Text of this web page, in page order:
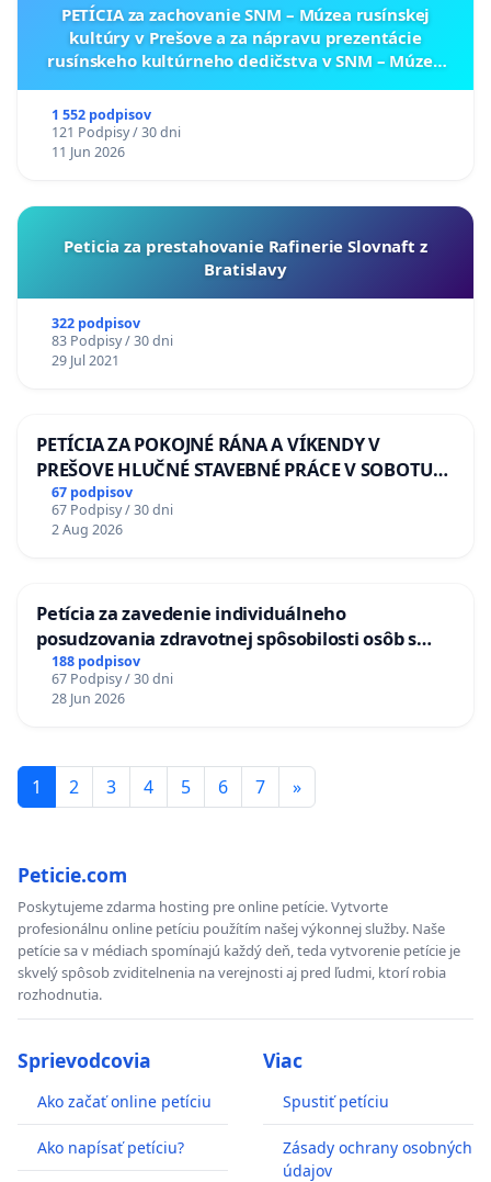
PETÍCIA za zachovanie SNM – Múzea rusínskej
kultúry v Prešove a za nápravu prezentácie
rusínskeho kultúrneho dedičstva v SNM – Múzeu
1 552 podpisov
121 Podpisy / 30 dni
11 Jun 2026
Peticia za prestahovanie Rafinerie Slovnaft z
Bratislavy
322 podpisov
83 Podpisy / 30 dni
29 Jul 2021
PETÍCIA ZA POKOJNÉ RÁNA A VÍKENDY V
PREŠOVE HLUČNÉ STAVEBNÉ PRÁCE V SOBOTU
LEN OD 9.00 DO 13.00 HOD., CEZ PRACOVNÝ
TÝŽDEŇ CIEĽ 8.00 – 18.00 HOD. A PRAVIDELNÁ
KONTROLA STAVBY C-AREA NA
67 podpisov
67 Podpisy / 30 dni
2 Aug 2026
Petícia za zavedenie individuálneho
posudzovania zdravotnej spôsobilosti osôb s
diabetom 1. a 2. typu pri prijímaní do
Policajného zboru SR
188 podpisov
67 Podpisy / 30 dni
28 Jun 2026
1 2 3 4 5 6 7 »
Peticie.com
Poskytujeme zdarma hosting pre online petície. Vytvorte
profesionálnu online petíciu použítím našej výkonnej služby. Naše
petície sa v médiach spomínajú každý deň, teda vytvorenie petície je
skvelý spôsob zviditelnenia na verejnosti aj pred ľudmi, ktorí robia
rozhodnutia.
Sprievodcovia
Ako začať online petíciu
Ako napísať petíciu?
Viac
Spustiť petíciu
Zásady ochrany osobných
údajov